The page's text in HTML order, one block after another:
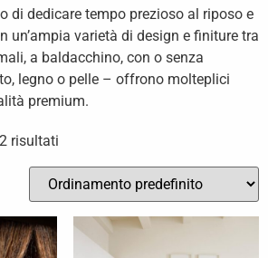
di dedicare tempo prezioso al riposo e
un’ampia varietà di design e finiture tra
a baldacchino, con o senza
legno o pelle – offrono molteplici
premium.
risultati